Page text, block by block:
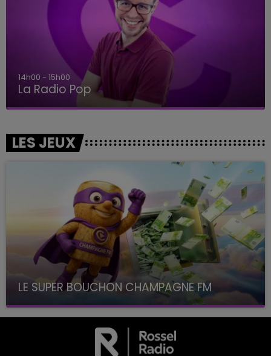
15h00 - 19h00
Le Club Champagne FM
LES JEUX
LE SUPER BOUCHON CHAMPAGNE FM
avec La Famille Champagne FM, à 8H10